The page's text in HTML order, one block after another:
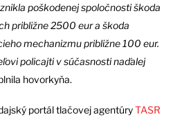
poškodenej spoločnosti škoda
približne 2500 eur a škoda
mechanizmu približne 100 eur.
policajti v súčasnosti naďalej
hovorkyňa.
portál tlačovej agentúryTASR